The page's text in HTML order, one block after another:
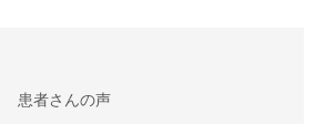
患者さんの声